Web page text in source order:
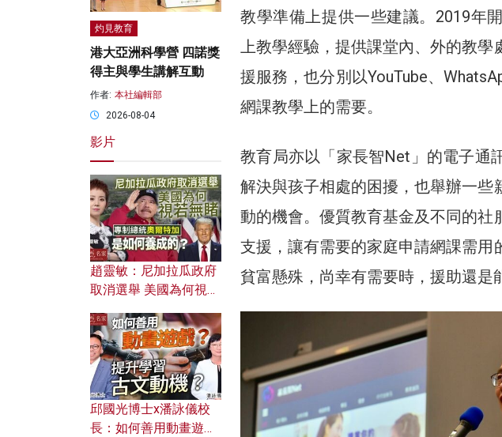
教學準備上提供一些建議。2019年
上教學經驗，提供課堂內、外的教
援服務，也分別以YouTube、
網課教學上的需要。
教育局亦以「家長智Net」的電子通
解決與孩子相處的困擾，也舉辦一
動的機會。優質教育基金及不同的
支援，讓有需要的家庭申請網課需
貧富懸殊，尚幸有需要時，援助還是
灼見教育
港大亞洲科學營 四諾獎
得主與學生講解互動
作者: 本社編輯部
2026-08-04
影片
趙靈敏：尼加拉瓜政府
取消選舉 美國為何視若
加是如何養成的？
邱國光博士x潘詠儀校
長：如何善用動畫遊戲